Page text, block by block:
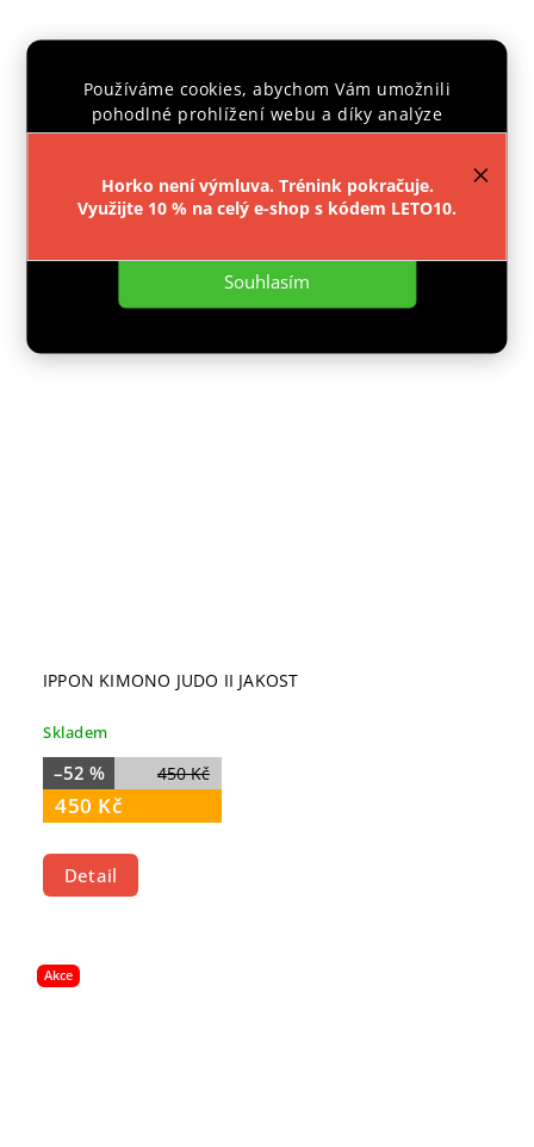
Používáme cookies, abychom Vám umožnili
pohodlné prohlížení webu a díky analýze
provozu webu neustále zlepšovali jeho funkce,
Nastavení
Souhlasím
Horko není výmluva. Trénink pokračuje.
Využijte 10 % na celý e-shop s kódem LETO10.
Skladem
Detail
IPPON KIMONO JUDO II JAKOST
Skladem
450 Kč
–52 %
450 Kč
Detail
Akce